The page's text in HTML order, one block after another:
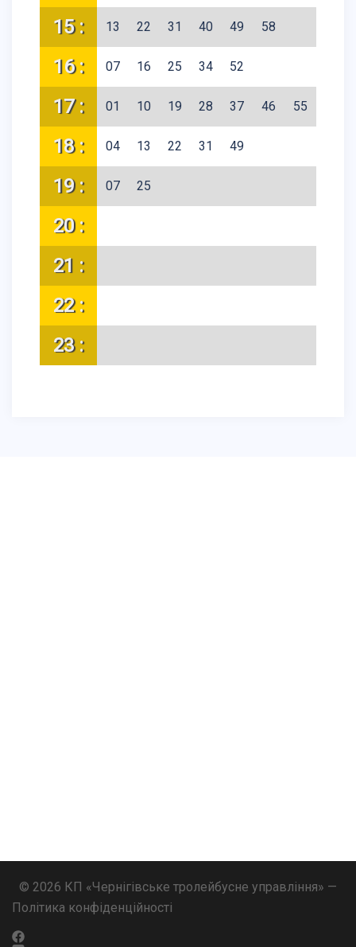
15 : 13 22 31 40 49 58
16 : 07 16 25 34 52
17 : 01 10 19 28 37 46 55
18 : 04 13 22 31 49
19 : 07 25
20 :
21 :
22 :
23 :
© 2026 КП «Чернігівське тролейбусне управління» —
Політика конфіденційності